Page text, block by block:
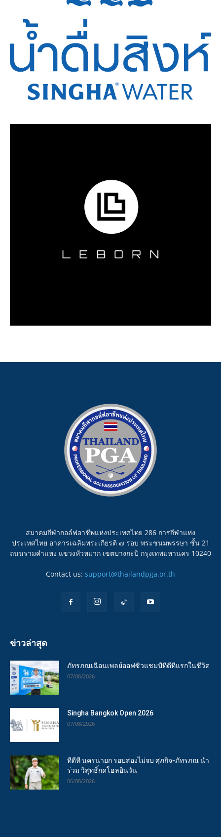
สมาคมกีฬากอล์ฟอาชีพแห่งประเทศไทย 286 การกีฬาแห่ง
ประเทศไทย อาคารเฉลิมพระเกียรติ ๗ รอบ พระชนมพรรษา ชั้น 21
ถนนรามคำแหง แขวงหัวหมาก เขตบางกะปิ กรุงเทพมหานคร 10240
Contact us: support@thailandpga.or.th
ข่าวล่าสุด
ภัทรภณเฉือนเพลย์ออฟซิวแชมป์ทีดีทีแรกในชีวิต
07/08/2026
Singha Bangkok Open 2026
07/08/2026
ทีดีที นครนายก รอบสองไม่จบ ศุภกิจ-ภัทรภณ นำ
ร่วม วิสุทธิ์กดโฮลอินวัน
06/08/2026